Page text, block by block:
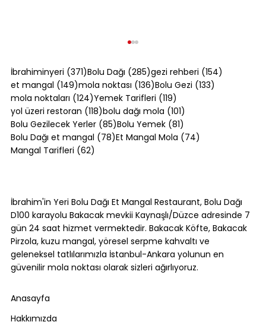
Tek Yer: Bakacak Mevkii [2026]
İbrahiminyeri (371)371 yazı
Bolu Dağı (285)285 yazı
gezi rehberi (154)
et mangal (149)149 yazı
mola noktası (136)136 yazı
Bolu Gezi (133)
mola noktaları (124)124 yazı
Yemek Tarifleri (119)
yol üzeri restoran (118)118 yazı
bolu dağı mola (101)
Bolu Gezilecek Yerler (85)85 yazı
Bolu Yemek (81)
Bolu Dağı et mangal (78)78 yazı
Et Mangal Mola (74)
Mangal Tarifleri (62)
İbrahim'in Yeri Bolu Dağı Et Mangal Restaurant, Bolu Dağı
D100 karayolu Bakacak mevkii Kaynaşlı/Düzce adresinde 7
gün 24 saat hizmet vermektedir. Bakacak Köfte, Bakacak
Pirzola, kuzu mangal, yöresel serpme kahvaltı ve
geleneksel tatlılarımızla İstanbul-Ankara yolunun en
güvenilir mola noktası olarak sizleri ağırlıyoruz.
Anasayfa
Hakkımızda